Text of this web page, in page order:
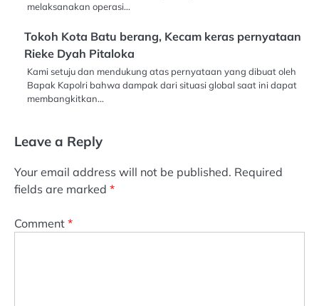
melaksanakan operasi…
Tokoh Kota Batu berang, Kecam keras pernyataan
Rieke Dyah Pitaloka
Kami setuju dan mendukung atas pernyataan yang dibuat oleh
Bapak Kapolri bahwa dampak dari situasi global saat ini dapat
membangkitkan…
Leave a Reply
Your email address will not be published. Required
fields are marked *
Comment *